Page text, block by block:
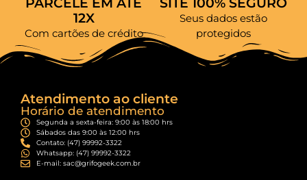
PARCELE EM ATÉ
12X
Com cartões de crédito
SITE 100% SEGURO
Seus dados estão
protegidos
Atendimento ao cliente
Horário de atendimento
Segunda a sexta-feira: 9:00 às 18:00 hrs
Sábados das 9:00 às 12:00 hrs
Contato: (47) 99992-3322
Whatsapp: (47) 99992-3322
E-mail: sac@grifogeek.com.br